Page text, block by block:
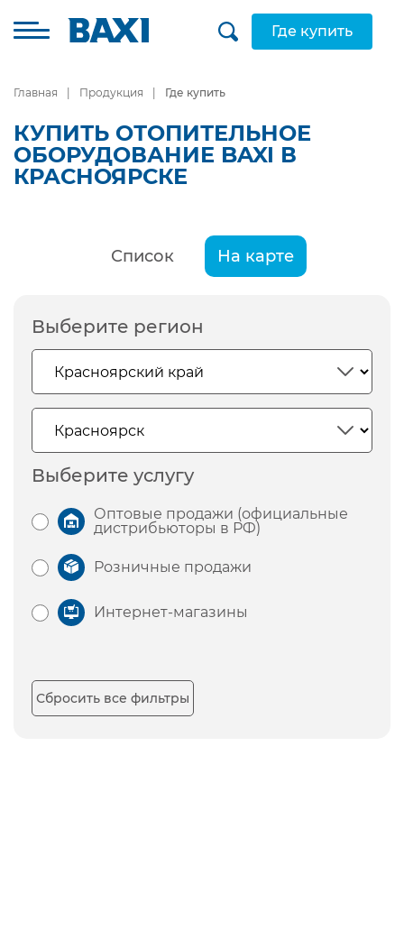
Где купить
Главная Продукция Где купить
КУПИТЬ ОТОПИТЕЛЬНОЕ
ОБОРУДОВАНИЕ BAXI В
КРАСНОЯРСКЕ
Список На карте
Выберите регион
Выберите услугу
Оптовые продажи (официальные
дистрибьюторы в РФ)
Розничные продажи
Интернет-магазины
Сбросить все фильтры